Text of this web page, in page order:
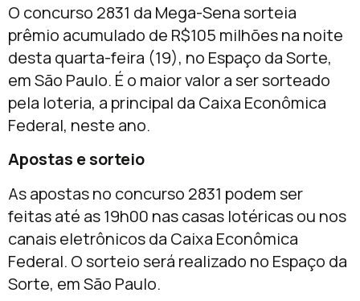
O concurso 2831 da Mega-Sena sorteia
prêmio acumulado de R$105 milhões na noite
desta quarta-feira (19), no Espaço da Sorte,
em São Paulo. É o maior valor a ser sorteado
pela loteria, a principal da Caixa Econômica
Federal, neste ano.
Apostas e sorteio
As apostas no concurso 2831 podem ser
feitas até as 19h00 nas casas lotéricas ou nos
canais eletrônicos da Caixa Econômica
Federal. O sorteio será realizado no Espaço da
Sorte, em São Paulo.